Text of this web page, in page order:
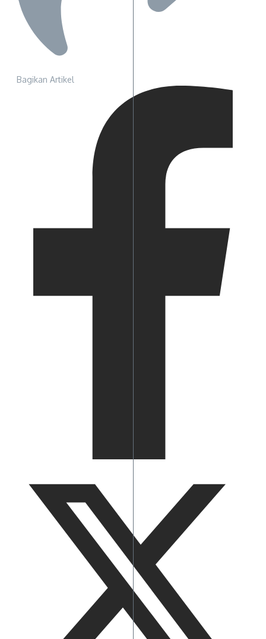
Bagikan Artikel